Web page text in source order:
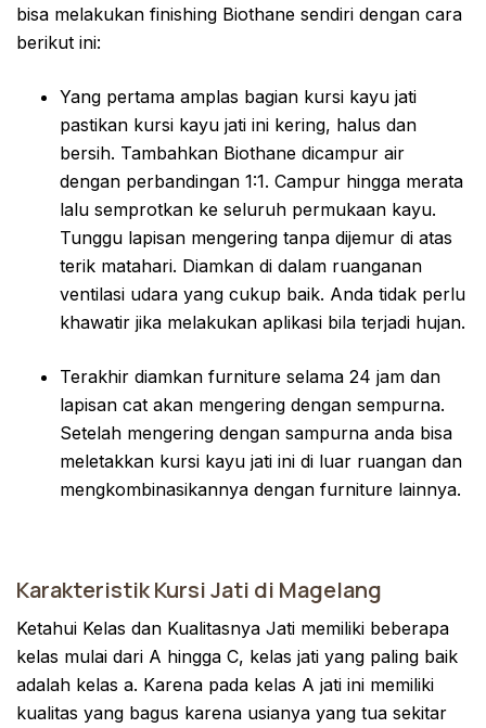
bisa melakukan finishing Biothane sendiri dengan cara
berikut ini:
Yang pertama amplas bagian kursi kayu jati
pastikan kursi kayu jati ini kering, halus dan
bersih. Tambahkan Biothane dicampur air
dengan perbandingan 1:1. Campur hingga merata
lalu semprotkan ke seluruh permukaan kayu.
Tunggu lapisan mengering tanpa dijemur di atas
terik matahari. Diamkan di dalam ruanganan
ventilasi udara yang cukup baik. Anda tidak perlu
khawatir jika melakukan aplikasi bila terjadi hujan.
Terakhir diamkan furniture selama 24 jam dan
lapisan cat akan mengering dengan sempurna.
Setelah mengering dengan sampurna anda bisa
meletakkan kursi kayu jati ini di luar ruangan dan
mengkombinasikannya dengan furniture lainnya.
Karakteristik Kursi Jati di Magelang
Ketahui Kelas dan Kualitasnya Jati memiliki beberapa
kelas mulai dari A hingga C, kelas jati yang paling baik
adalah kelas a. Karena pada kelas A jati ini memiliki
kualitas yang bagus karena usianya yang tua sekitar